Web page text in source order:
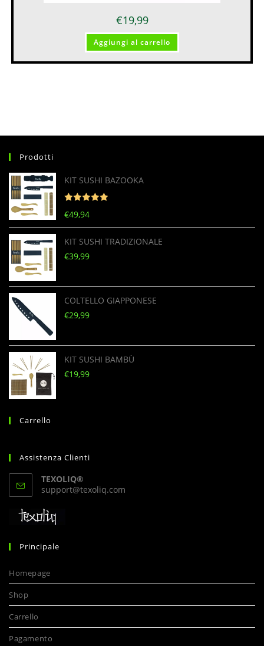
€19,99
Aggiungi al carrello
Prodotti
KIT SUSHI BAZOOKA
€49,94
KIT SUSHI TRADIZIONALE
€39,99
COLTELLO GIAPPONESE
€29,99
KIT SUSHI BAMBÙ
€19,99
Carrello
Assistenza Clienti
TEXOLIQ®
support@texoliq.com
Principale
Homepage
Shop
Carrello
Pagamento